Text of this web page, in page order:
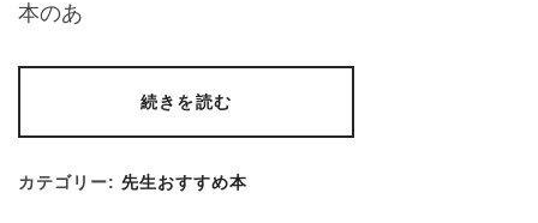
本のあ
続きを読む
カテゴリー: 先生おすすめ本